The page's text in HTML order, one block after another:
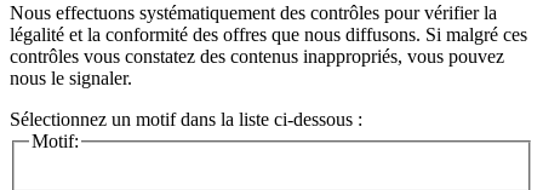
Nous effectuons systématiquement des contrôles pour vérifier la
légalité et la conformité des offres que nous diffusons. Si malgré ces
contrôles vous constatez des contenus inappropriés, vous pouvez
nous le signaler.
Sélectionnez un motif dans la liste ci-dessous :
Motif: